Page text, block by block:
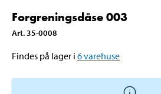
Forgreningsdåse 003
Art. 35-0008
Findes på lager i 6varehuse